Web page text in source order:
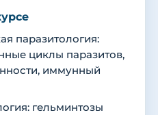
паразитология:
циклы паразитов,
иммунный
гельминтозы